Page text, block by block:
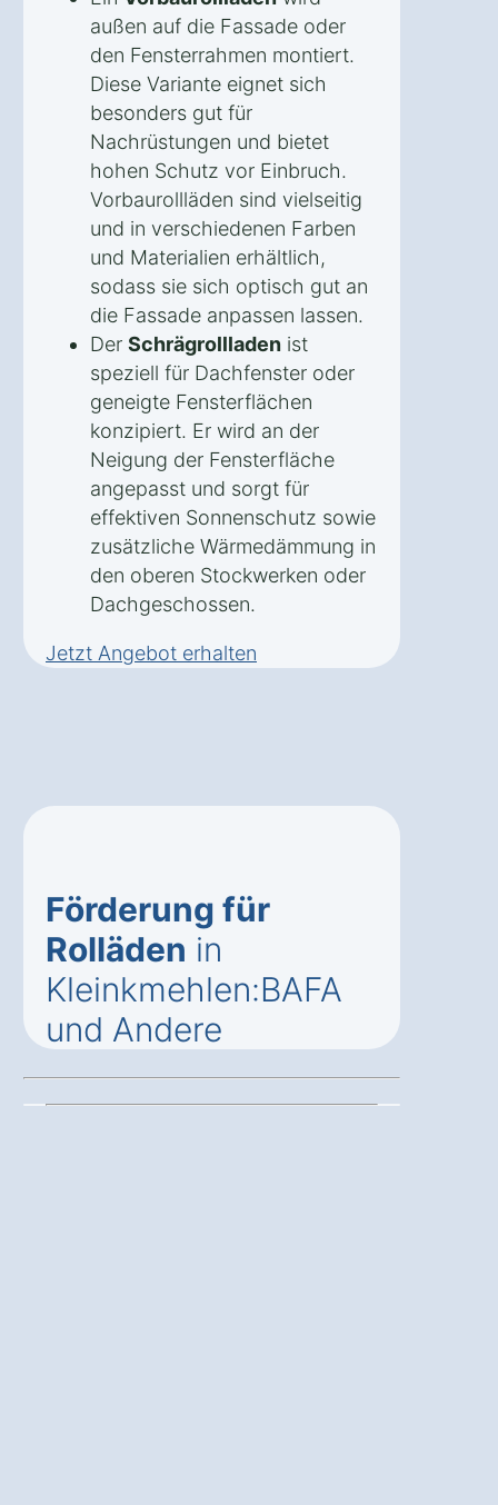
außen auf die Fassade oder
den Fensterrahmen montiert.
Diese Variante eignet sich
besonders gut für
Nachrüstungen und bietet
hohen Schutz vor Einbruch.
Vorbaurollläden sind vielseitig
und in verschiedenen Farben
und Materialien erhältlich,
sodass sie sich optisch gut an
die Fassade anpassen lassen.
Der Schrägrollladen ist
speziell für Dachfenster oder
geneigte Fensterflächen
konzipiert. Er wird an der
Neigung der Fensterfläche
angepasst und sorgt für
effektiven Sonnenschutz sowie
zusätzliche Wärmedämmung in
den oberen Stockwerken oder
Dachgeschossen.
Jetzt Angebot erhalten
Förderung für
Rolläden in
Kleinkmehlen:BAFA
und Andere